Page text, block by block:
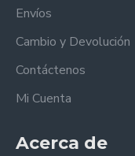
Envíos
Cambio y Devolución
Contáctenos
Mi Cuenta
Acerca de